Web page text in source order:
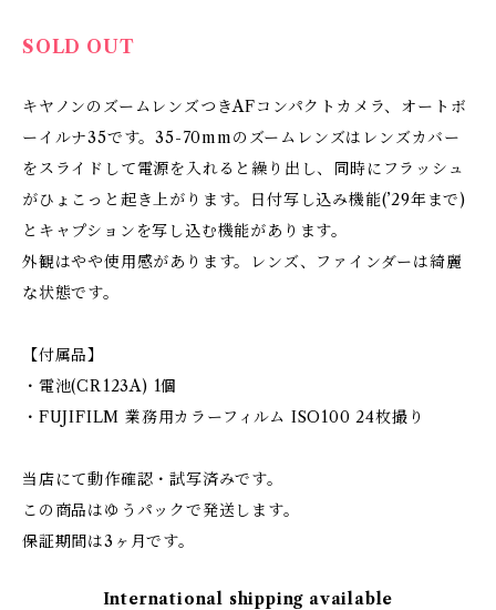
SOLD OUT
キヤノンのズームレンズつきAFコンパクトカメラ、オートボ
ーイルナ35です。35-70mmのズームレンズはレンズカバー
をスライドして電源を入れると繰り出し、同時にフラッシュ
がひょこっと起き上がります。日付写し込み機能(’29年まで)
とキャプションを写し込む機能があります。
外観はやや使用感があります。レンズ、ファインダーは綺麗
な状態です。
【付属品】
・電池(CR123A) 1個
・FUJIFILM 業務用カラーフィルム ISO100 24枚撮り
当店にて動作確認・試写済みです。
この商品はゆうパックで発送します。
保証期間は3ヶ月です。
International shipping available